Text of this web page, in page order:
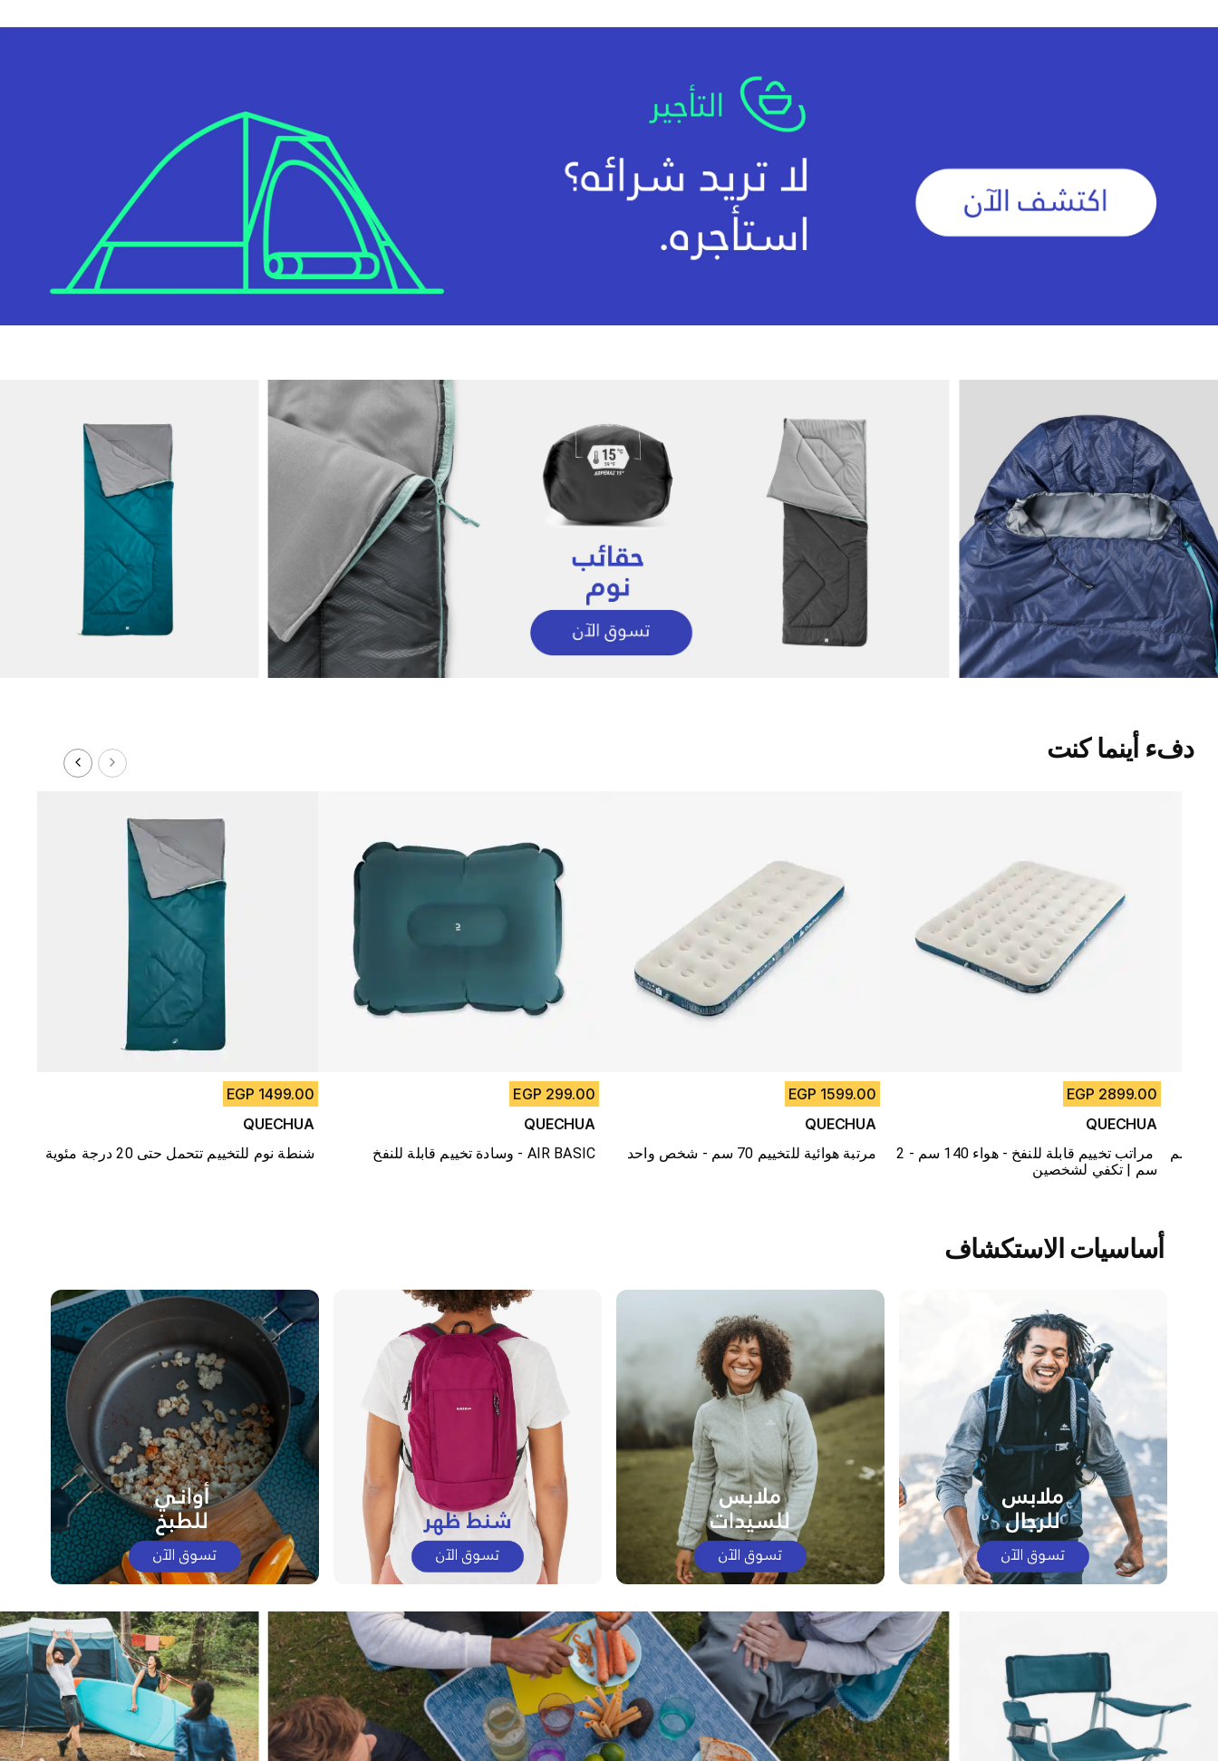
دفء أينما كنت
1499.00 EGP
QUECHUA
شنطة نوم للتخييم تتحمل حتى 20 درجة مئوية
299.00 EGP
QUECHUA
وسادة تخييم قابلة للنفخ - AIR BASIC
1599.00 EGP
QUECHUA
مرتبة هوائية للتخييم 70 سم - شخص واحد
2899.00 EGP
QUECHUA
مراتب تخييم قابلة للنفخ - هواء 140 سم - 2
سم | تكفي لشخصين
مرتبة التخييم الهوائية القابلة للنفخ - 120 سم
أساسيات الاستكشاف